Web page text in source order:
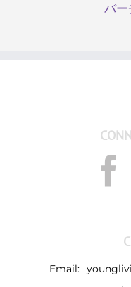
バー
Email: